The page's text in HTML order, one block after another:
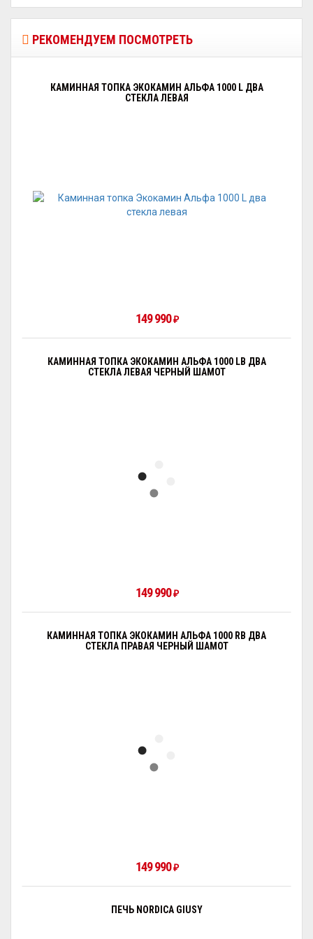
РЕКОМЕНДУЕМ ПОСМОТРЕТЬ
КАМИННАЯ ТОПКА ЭКОКАМИН АЛЬФА 1000 L ДВА
СТЕКЛА ЛЕВАЯ
149 990₽
КАМИННАЯ ТОПКА ЭКОКАМИН АЛЬФА 1000 LB ДВА
СТЕКЛА ЛЕВАЯ ЧЕРНЫЙ ШАМОТ
149 990₽
КАМИННАЯ ТОПКА ЭКОКАМИН АЛЬФА 1000 RB ДВА
СТЕКЛА ПРАВАЯ ЧЕРНЫЙ ШАМОТ
149 990₽
ПЕЧЬ NORDICA GIUSY